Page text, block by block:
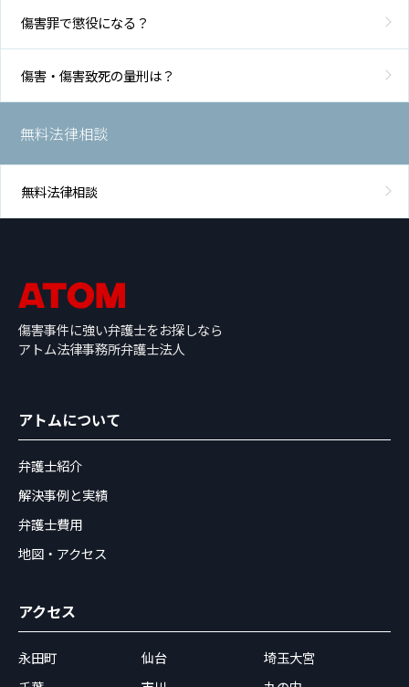
傷害罪で懲役になる？
傷害・傷害致死の量刑は？
無料法律相談
無料法律相談
傷害事件に強い弁護士をお探しなら
アトム法律事務所弁護士法人
アトムについて
弁護士紹介
解決事例と実績
弁護士費用
地図・アクセス
アクセス
永田町 仙台
埼玉大宮